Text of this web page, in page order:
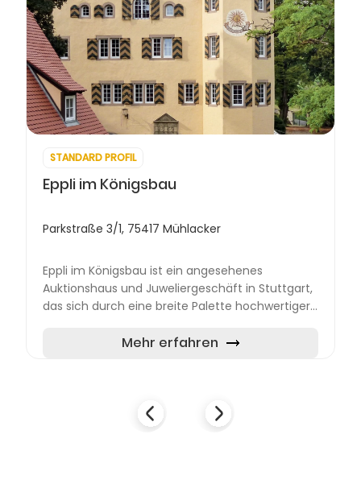
STANDARD PROFIL
Eppli im Königsbau
Parkstraße 3/1, 75417 Mühlacker
Eppli im Königsbau ist ein angesehenes
Auktionshaus und Juweliergeschäft in Stuttgart,
das sich durch eine breite Palette hochwertiger
einer langjährige...Mehr erfahren